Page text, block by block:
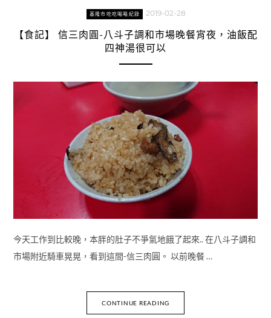
基隆市吃吃喝喝紀錄 2019-02-28
【食記】 信三肉圓-八斗子調和市場晚餐宵夜，油飯配
四神湯很可以
今天工作到比較晚，本胖的肚子不爭氣地餓了起來.. 在八斗子調和
市場附近騎車晃晃，看到這間-信三肉圓。 以前晚餐 …
CONTINUE READING